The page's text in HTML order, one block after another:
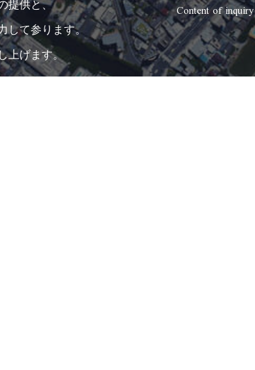
提供と、
して参ります。
上げます。
Content of inquiry